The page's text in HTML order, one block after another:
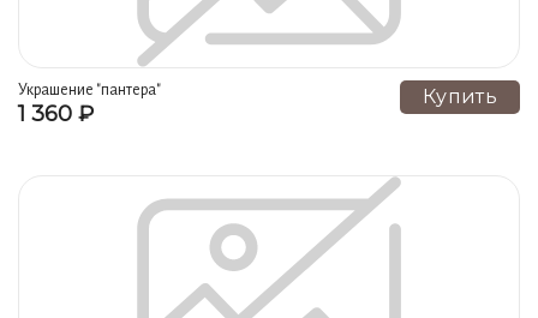
Украшение "пантера"
1 360 ₽
Купить